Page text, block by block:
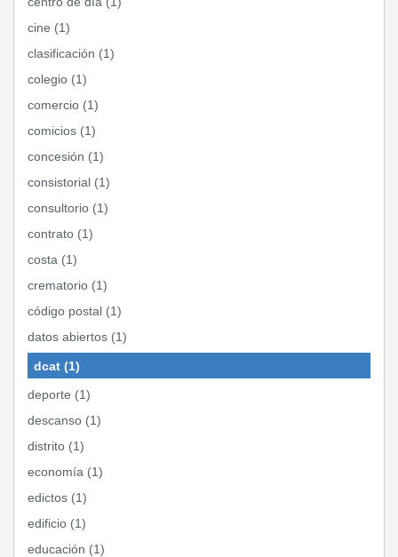
cine (1)
clasificación (1)
colegio (1)
comercio (1)
comicios (1)
concesión (1)
consistorial (1)
consultorio (1)
contrato (1)
costa (1)
crematorio (1)
código postal (1)
datos abiertos (1)
dcat (1)
deporte (1)
descanso (1)
distrito (1)
economía (1)
edictos (1)
edificio (1)
educación (1)